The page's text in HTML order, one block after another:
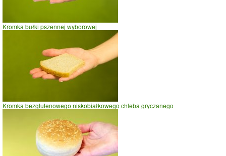
Kromka bułki pszennej wyborowej
Kromka bezglutenowego niskobiałkowego chleba gryczanego